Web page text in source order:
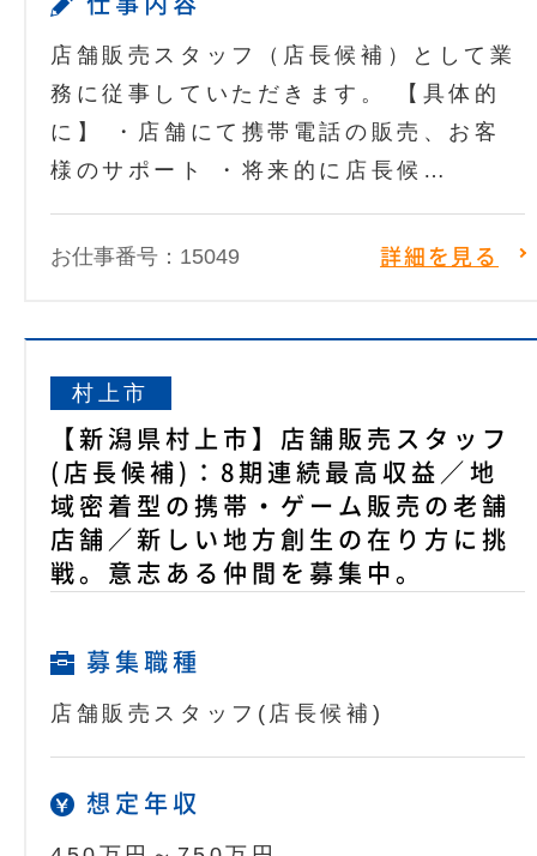
店舗販売スタッフ（店長候補）として業
務に従事していただきます。 【具体的
に】 ・店舗にて携帯電話の販売、お客
様のサポート ・将来的に店長候…
お仕事番号：15049 詳細を見る
村上市
【新潟県村上市】店舗販売スタッフ
(店長候補)：8期連続最高収益／地
域密着型の携帯・ゲーム販売の老舗
店舗／新しい地方創生の在り方に挑
戦。意志ある仲間を募集中。
募集職種
店舗販売スタッフ(店長候補)
想定年収